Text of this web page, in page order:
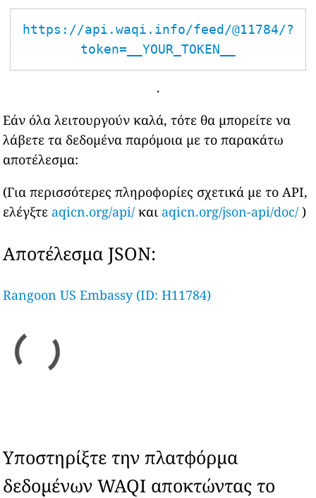
https://api.waqi.info/feed/@11784/?
token=__YOUR_TOKEN__
.
Εάν όλα λειτουργούν καλά, τότε θα μπορείτε να
λάβετε τα δεδομένα παρόμοια με το παρακάτω
αποτέλεσμα:
(Για περισσότερες πληροφορίες σχετικά με το API,
ελέγξτε aqicn.org/api/ και aqicn.org/json-api/doc/ )
Αποτέλεσμα JSON:
Rangoon US Embassy (ID: H11784)
Υποστηρίξτε την πλατφόρμα
δεδομένων WAQI αποκτώντας το